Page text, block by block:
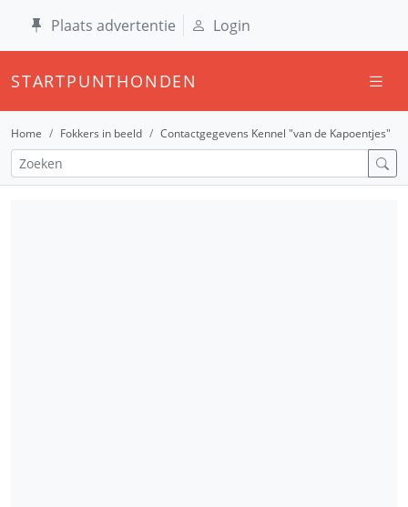
Plaats advertentie Login
STARTPUNTHONDEN
Home Fokkers in beeld Contactgegevens Kennel "van de Kapoentjes"